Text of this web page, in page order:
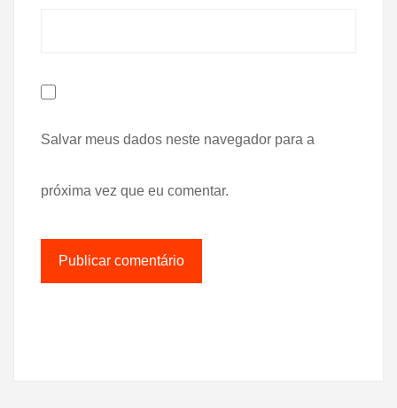
Salvar meus dados neste navegador para a
próxima vez que eu comentar.